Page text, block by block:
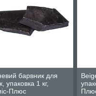
барвник для
упаковка 1 кг,
Плюс